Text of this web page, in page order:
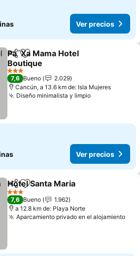
Ver precios
CompartirAgregar a favoritos
Pa´Xa Mama Hotel
Boutique
Ver precios
3 Estrellas
7,6 Bueno
2.029
Cancún, a 13.6 km de: Isla Mujeres
Diseño minimalista y limpioVer precios
Ver precios
CompartirAgregar a favoritos
Hotel Santa Maria
3 Estrellas
7,6 Bueno
1.962
a 12.8 km de: Playa Norte
Aparcamiento privado en el alojamientoVer